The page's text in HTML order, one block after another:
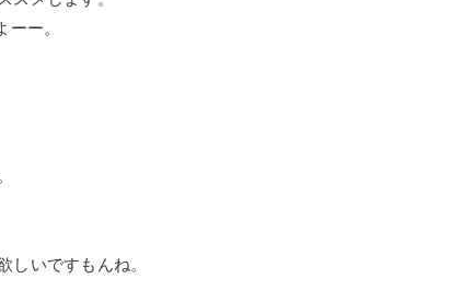
ー。
いですもんね。